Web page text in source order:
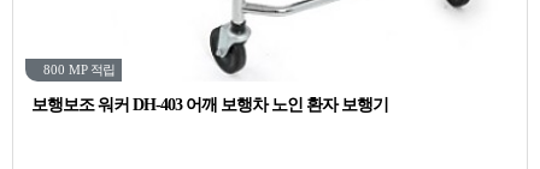
800 MP 적립
보행보조 워커 DH-403 어깨 보행차 노인 환자 보행기